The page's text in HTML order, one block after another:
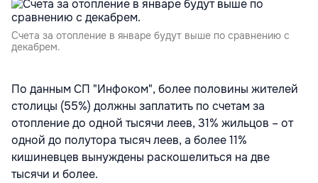
Счета за отопление в январе будут выше по сравнению с
декабрем.
По данным СП "Инфоком", более половины жителей
столицы (55%) должны заплатить по счетам за
отопление до одной тысячи леев, 31% жильцов – от
одной до полутора тысяч леев, а более 11%
кишиневцев вынуждены раскошелиться на две
тысячи и более.